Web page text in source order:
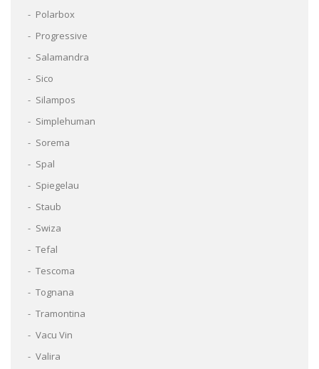
Polarbox
Progressive
Salamandra
Sico
Silampos
Simplehuman
Sorema
Spal
Spiegelau
Staub
Swiza
Tefal
Tescoma
Tognana
Tramontina
Vacu Vin
Valira